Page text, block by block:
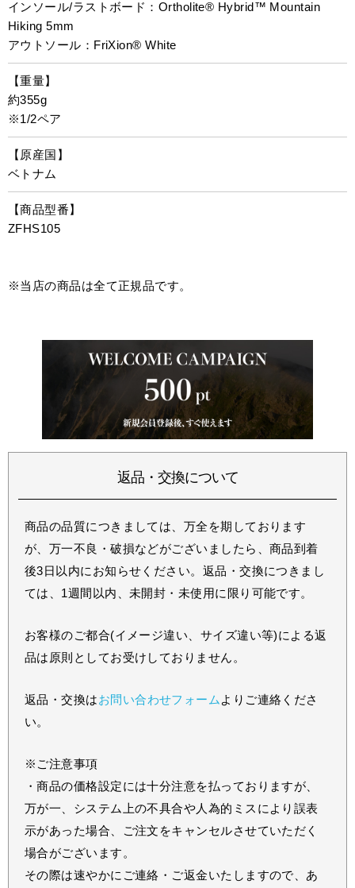
インソール/ラストボード：Ortholite® Hybrid™ Mountain
Hiking 5mm
アウトソール：FriXion® White
【重量】
約355g
※1/2ペア
【原産国】
ベトナム
【商品型番】
ZFHS105
※当店の商品は全て正規品です。
返品・交換について
商品の品質につきましては、万全を期しております
が、万一不良・破損などがございましたら、商品到着
後3日以内にお知らせください。返品・交換につきまし
ては、1週間以内、未開封・未使用に限り可能です。
お客様のご都合(イメージ違い、サイズ違い等)による返
品は原則としてお受けしておりません。
返品・交換はお問い合わせフォーム よりご連絡くださ
い。
※ご注意事項
・商品の価格設定には十分注意を払っておりますが、
万が一、システム上の不具合や人為的ミスにより誤表
示があった場合、ご注文をキャンセルさせていただく
場合がございます。
その際は速やかにご連絡・ご返金いたしますので、あ